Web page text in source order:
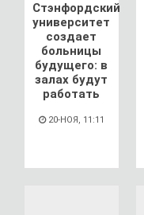
Стэнфордский
университет
создает
больницы
будущего: в
залах будут
работать
20-НОЯ, 11:11